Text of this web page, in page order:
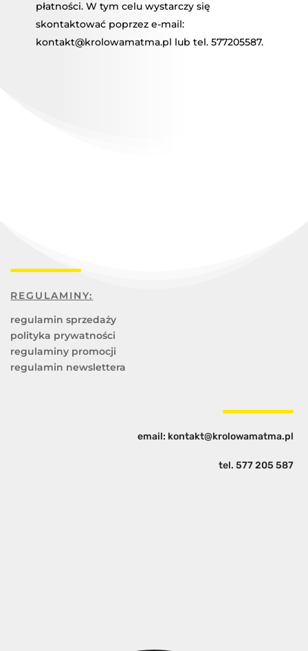
płatności. W tym celu wystarczy się
skontaktować poprzez e-mail:
kontakt@krolowamatma.pl lub tel. 577205587.
REGULAMINY:
regulamin sprzedaży
polityka prywatności
regulaminy promocji
regulamin newslettera
email: kontakt@krolowamatma.pl
tel. 577 205 587